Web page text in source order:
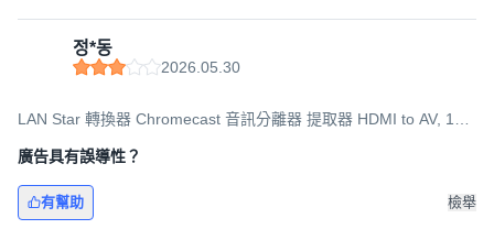
정*동
2026.05.30
LAN Star 轉換器 Chromecast 音訊分離器 提取器 HDMI to AV, 1個,
廣告具有誤導性？
有幫助 檢舉